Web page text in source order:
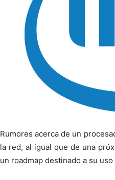
Rumores acerca de un
la red, al igual que de una
un roadmap destinado a su